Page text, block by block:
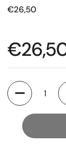
€26,50
Quantité